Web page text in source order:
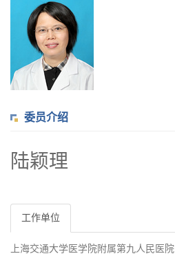
委员介绍
陆颖理
工作单位
上海交通大学医学院附属第九人民医院